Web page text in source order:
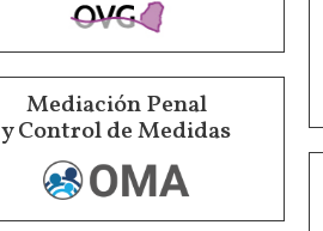
Mediación Penal
y Control de Medidas